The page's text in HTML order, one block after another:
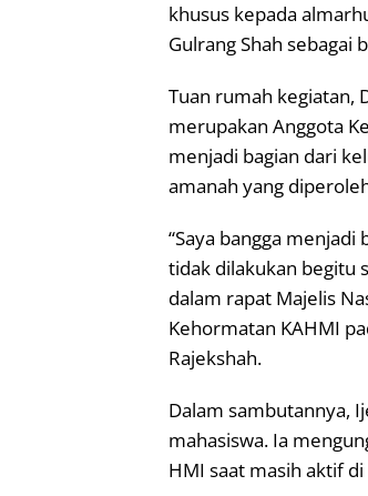
khusus kepada
Gulrang Shah sebagai
Tuan rumah kegiatan,
merupakan Anggota
menjadi bagian dari
amanah yang
“Saya bangga
tidak dilakukan begitu
dalam rapat Majelis
Kehormatan KAHMI
Rajekshah.
Dalam sambutannya,
mahasiswa. Ia
HMI saat masih aktif